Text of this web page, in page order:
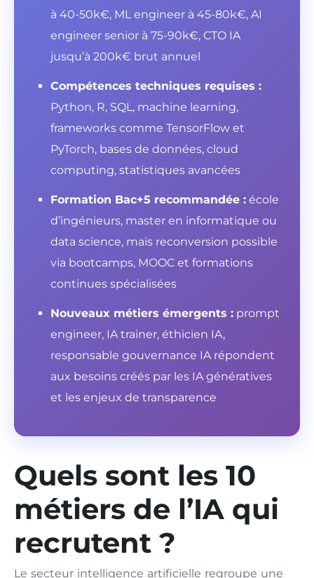
à 40-50k€, ML engineer à 45-80k€, AI
engineer senior à 75-90k€, CTO IA
jusqu’à 200k€ brut annuel
Compétences techniques requises :
Python, R, SQL, machine learning,
frameworks comme TensorFlow et
PyTorch, bases de données, cloud
computing, statistiques avancées
Formation Bac+5 recommandée : école
d’ingénieurs, master en informatique ou
data science, mais reconversion possible
via bootcamps, MOOC et formations
continues spécialisées
Nouveaux métiers émergents : prompt
engineer, IA trainer, éthicien IA,
responsable gouvernance IA répondent
aux besoins créés par les IA génératives
et les enjeux de transparence
Quels sont les 10
métiers de l’IA qui
recrutent ?
Le secteur intelligence artificielle regroupe une